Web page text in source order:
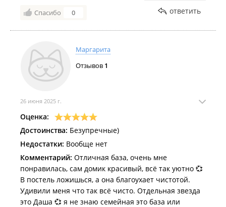
Спасибо 0 ответить
Маргарита
Отзывов 1
26 июня 2025 г.
Оценка:
Достоинства: Безупречные)
Недостатки: Вообще нет
Комментарий: Отличная база, очень мне
понравилась, сам домик красивый, всё так уютно 💞
В постель ложишься, а она благоухает чистотой.
Удивили меня что так всё чисто. Отдельная звезда
это Даша 💞 я не знаю семейная это база или